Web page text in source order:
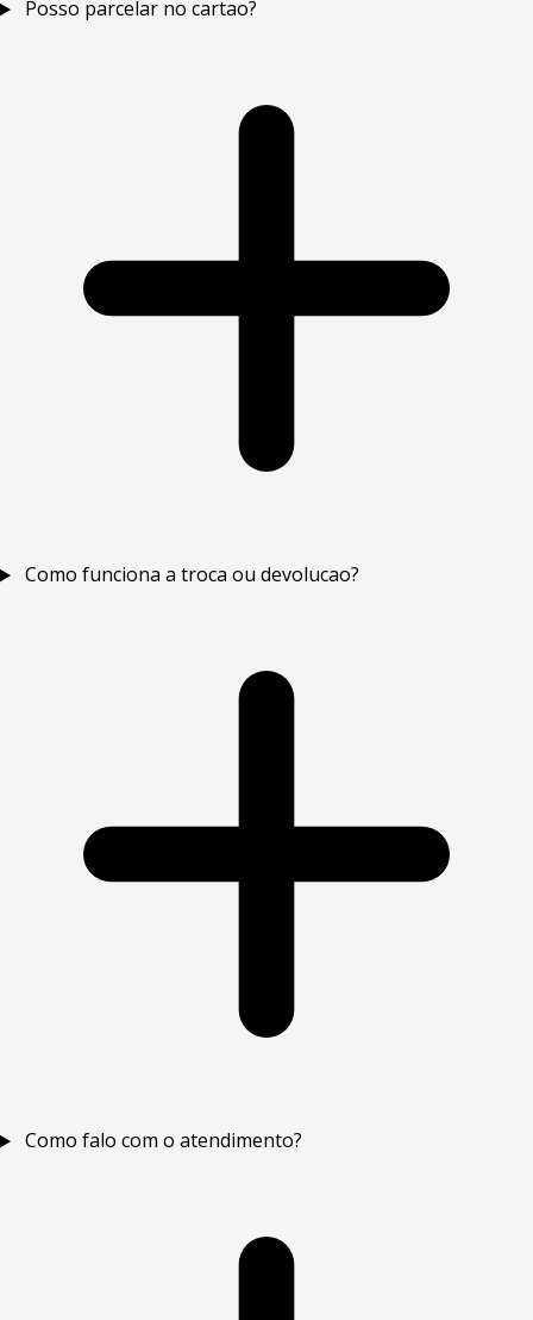
Posso parcelar no cartao?
Como funciona a troca ou devolucao?
Como falo com o atendimento?